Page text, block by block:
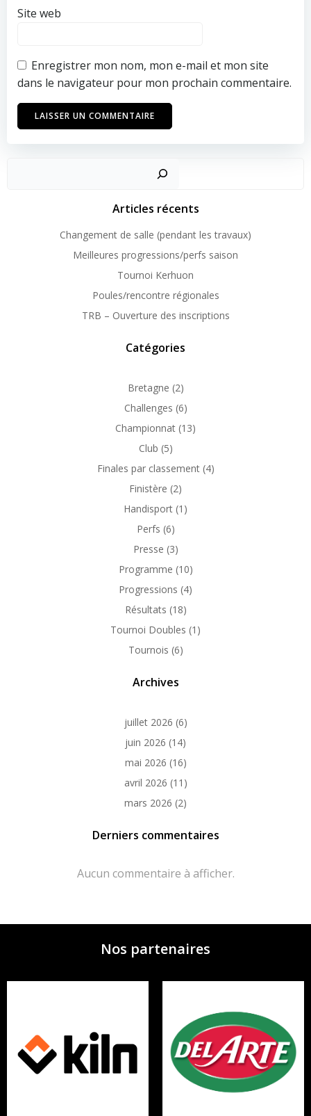
Site web
Enregistrer mon nom, mon e-mail et mon site
dans le navigateur pour mon prochain commentaire.
Articles récents
Changement de salle (pendant les travaux)
Meilleures progressions/perfs saison
Tournoi Kerhuon
Poules/rencontre régionales
TRB – Ouverture des inscriptions
Catégories
Bretagne (2)
Challenges (6)
Championnat (13)
Club (5)
Finales par classement(4)
Finistère (2)
Handisport (1)
Perfs (6)
Presse (3)
Programme (10)
Progressions (4)
Résultats (18)
Tournoi Doubles (1)
Tournois (6)
Archives
juillet 2026 (6)
juin 2026 (14)
mai 2026 (16)
avril 2026 (11)
mars 2026 (2)
Derniers commentaires
Aucun commentaire à afficher.
Nos partenaires